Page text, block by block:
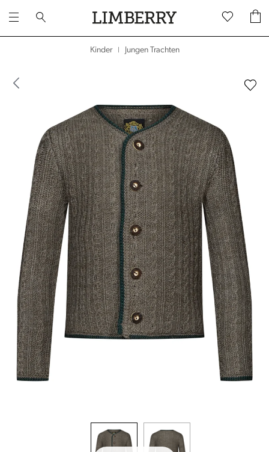
Kinder Jungen Trachten